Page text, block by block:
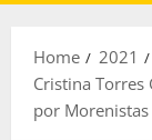
Home 2021
Cristina Torres
por Morenistas